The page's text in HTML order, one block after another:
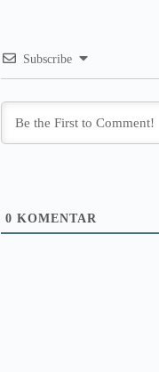
Subscribe
0 KOMENTAR